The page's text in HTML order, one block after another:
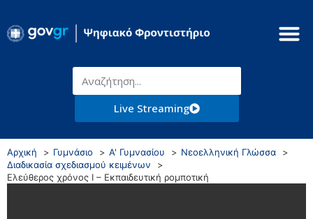
Live Streaming
Αρχική Γυμνάσιο Α' Γυμνασίου
Νεοελληνική Γλώσσα
Διαδικασία σχεδιασμού κειμένων
Ελεύθερος χρόνος I – Εκπαιδευτική ρομποτική